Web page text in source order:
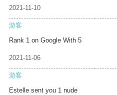
2021-11-10
游客
Rank 1 on Google With 5
2021-11-06
游客
Estelle sent you 1 nude